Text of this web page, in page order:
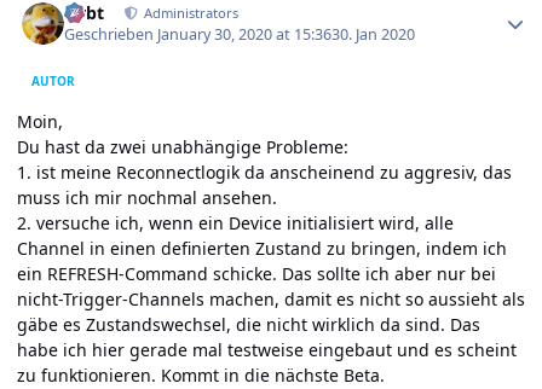
rtrbt Administrators
Geschrieben January 30, 2020 at 15:3630. Jan 2020
AUTOR
Moin,
Du hast da zwei unabhängige Probleme:
1. ist meine Reconnectlogik da anscheinend zu aggresiv, das
muss ich mir nochmal ansehen.
2. versuche ich, wenn ein Device initialisiert wird, alle
Channel in einen definierten Zustand zu bringen, indem ich
ein REFRESH-Command schicke. Das sollte ich aber nur bei
nicht-Trigger-Channels machen, damit es nicht so aussieht als
gäbe es Zustandswechsel, die nicht wirklich da sind. Das
habe ich hier gerade mal testweise eingebaut und es scheint
zu funktionieren. Kommt in die nächste Beta.